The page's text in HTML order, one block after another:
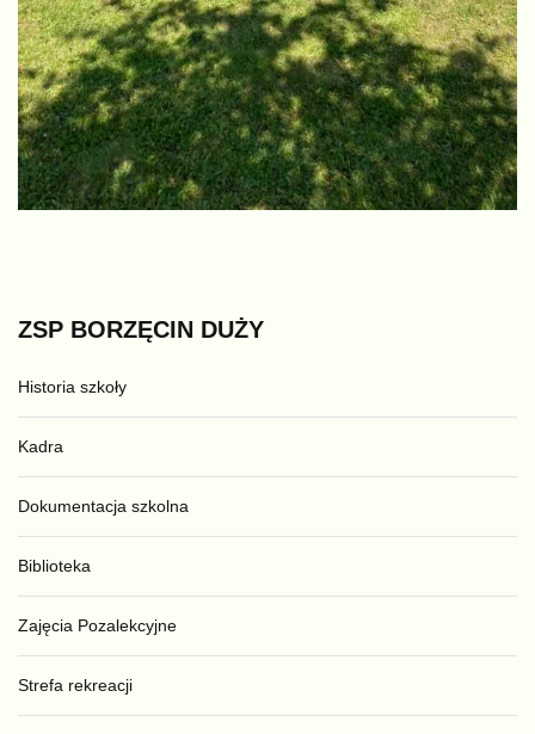
ZSP BORZĘCIN DUŻY
Historia szkoły
Kadra
Dokumentacja szkolna
Biblioteka
Zajęcia Pozalekcyjne
Strefa rekreacji